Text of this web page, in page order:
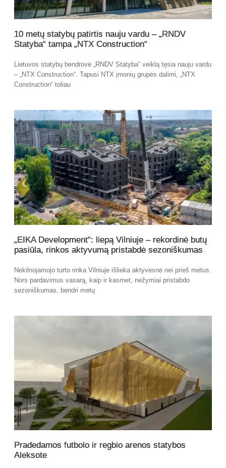
10 metų statybų patirtis nauju vardu – „RNDV
Statyba“ tampa „NTX Construction“
Lietuvos statybų bendrovė „RNDV Statyba“ veiklą tęsia nauju vardu
– „NTX Construction“. Tapusi NTX įmonių grupės dalimi, „NTX
Construction“ toliau
„EIKA Development“: liepą Vilniuje – rekordinė butų
pasiūla, rinkos aktyvumą pristabdė sezoniškumas
Nekilnojamojo turto rinka Vilniuje išlieka aktyvesnė nei prieš metus.
Nors pardavimus vasarą, kaip ir kasmet, nežymiai pristabdo
sezoniškumas, bendri metų
Pradedamos futbolo ir regbio arenos statybos
Aleksote